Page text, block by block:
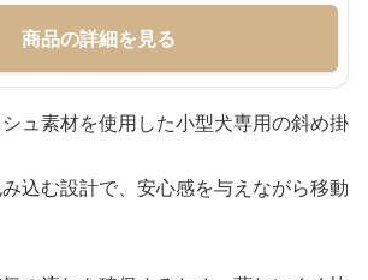
商品の詳細を見る
ュ素材を使用した小型犬専用の斜め掛
込む設計で、安心感を与えながら移動